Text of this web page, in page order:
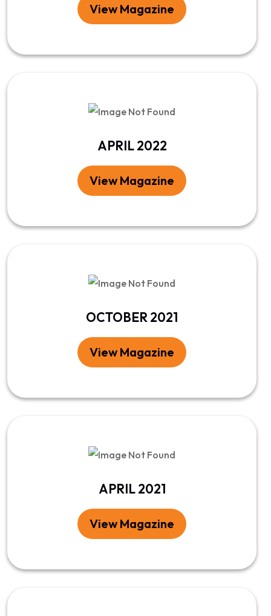
View Magazine
APRIL 2022
View Magazine
OCTOBER 2021
View Magazine
APRIL 2021
View Magazine